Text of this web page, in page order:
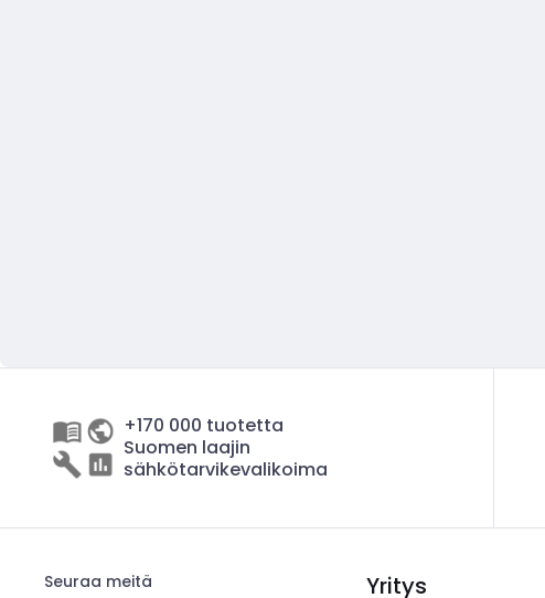
+170 000 tuotetta
Suomen laajin
sähkötarvikevalikoima
Seuraa meitä Yritys